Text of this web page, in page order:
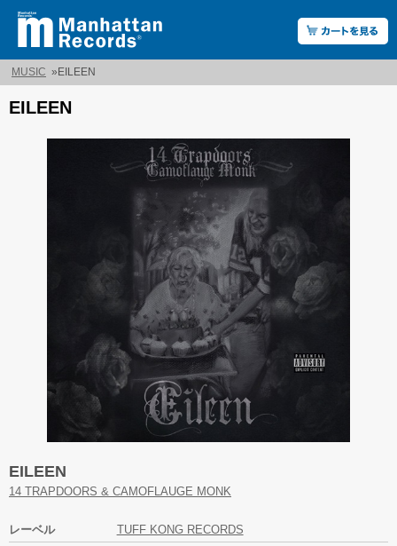
MUSIC » EILEEN
EILEEN
EILEEN
14 TRAPDOORS & CAMOFLAUGE MONK
レーベル
TUFF KONG RECORDS